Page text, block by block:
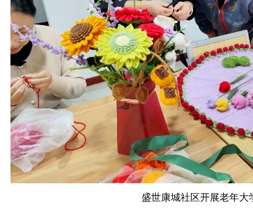
盛世康城社区开展老年大